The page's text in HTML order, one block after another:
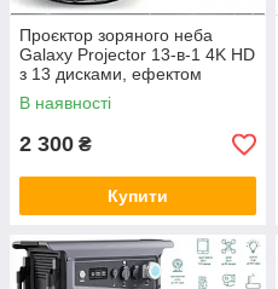
Проєктор зоряного неба
Galaxy Projector 13-в-1 4K HD
з 13 дисками, ефектом
падаючих зірок
В наявності
2 300 ₴
Купити